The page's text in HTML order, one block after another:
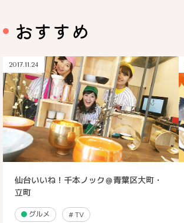
おすすめ
2017.11.24
仙台いいね！千本ノック＠青葉区大町・
立町
グルメ #TV